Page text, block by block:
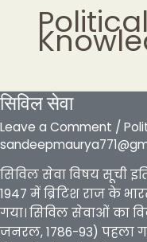
सिविल सेवा
Leave a Comment /
सिविल सेवा विषय सूची
1947 में ब्रिटिश राज के
गया। सिविल सेवाओं का
जनरल, 1786-93) पहला